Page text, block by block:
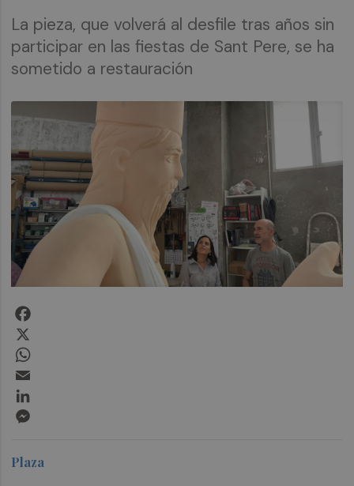
La pieza, que volverá al desfile tras años sin
participar en las fiestas de Sant Pere, se ha
sometido a restauración
Plaza